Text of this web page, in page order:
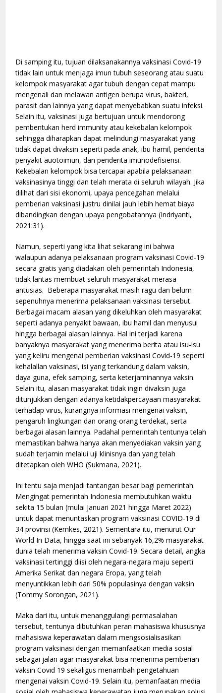
Di samping itu, tujuan dilaksanakannya vaksinasi Covid-19
tidak lain untuk menjaga imun tubuh seseorang atau suatu
kelompok masyarakat agar tubuh dengan cepat mampu
mengenali dan melawan antigen berupa virus, bakteri,
parasit dan lainnya yang dapat menyebabkan suatu infeksi.
Selain itu, vaksinasi juga bertujuan untuk mendorong
pembentukan herd immunity atau kekebalan kelompok
sehingga diharapkan dapat melindungi masyarakat yang
tidak dapat divaksin seperti pada anak, ibu hamil, penderita
penyakit auotoimun, dan penderita imunodefisiensi.
Kekebalan kelompok bisa tercapai apabila pelaksanaan
vaksinasinya tinggi dan telah merata di seluruh wilayah. Jika
dilihat dari sisi ekonomi, upaya pencegahan melalui
pemberian vaksinasi justru dinilai jauh lebih hemat biaya
dibandingkan dengan upaya pengobatannya (Indriyanti,
2021:31).
Namun, seperti yang kita lihat sekarang ini bahwa
walaupun adanya pelaksanaan program vaksinasi Covid-19
secara gratis yang diadakan oleh pemerintah Indonesia,
tidak lantas membuat seluruh masyarakat merasa
antusias. Beberapa masyarakat masih ragu dan belum
sepenuhnya menerima pelaksanaan vaksinasi tersebut.
Berbagai macam alasan yang dikeluhkan oleh masyarakat
seperti adanya penyakit bawaan, ibu hamil dan menyusui
hingga berbagai alasan lainnya. Hal ini terjadi karena
banyaknya masyarakat yang menerima berita atau isu-isu
yang keliru mengenai pemberian vaksinasi Covid-19 seperti
kehalallan vaksinasi, isi yang terkandung dalam vaksin,
daya guna, efek samping, serta keterjaminannya vaksin.
Selain itu, alasan masyarakat tidak ingin divaksin juga
ditunjukkan dengan adanya ketidakpercayaan masyarakat
terhadap virus, kurangnya informasi mengenai vaksin,
pengaruh lingkungan dan orang-orang terdekat, serta
berbagai alasan lainnya. Padahal pemerintah tentunya telah
memastikan bahwa hanya akan menyediakan vaksin yang
sudah terjamin melalui uji klinisnya dan yang telah
ditetapkan oleh WHO (Sukmana, 2021).
Ini tentu saja menjadi tantangan besar bagi pemerintah.
Mengingat pemerintah Indonesia membutuhkan waktu
sekita 15 bulan (mulai Januari 2021 hingga Maret 2022)
untuk dapat menuntaskan program vaksinasi COVID-19 di
34 provinsi (Kemkes, 2021). Sementara itu, menurut Our
World In Data, hingga saat ini sebanyak 16,2% masyarakat
dunia telah menerima vaksin Covid-19. Secara detail, angka
vaksinasi tertinggi diisi oleh negara-negara maju seperti
Amerika Serikat dan negara Eropa, yang telah
menyuntikkan lebih dari 50% populasinya dengan vaksin
(Tommy Sorongan, 2021).
Maka dari itu, untuk menanggulangi permasalahan
tersebut, tentunya dibutuhkan peran mahasiswa khususnya
mahasiswa keperawatan dalam mengsosialisasikan
program vaksinasi dengan memanfaatkan media sosial
sebagai jalan agar masyarakat bisa menerima pemberian
vaksin Covid 19 sekaligus menambah pengetahuan
mengenai vaksin Covid-19. Selain itu, pemanfaatan media